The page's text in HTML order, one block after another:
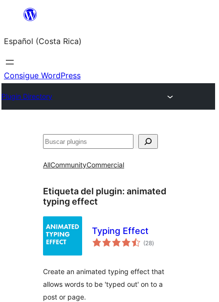
Saltar
contenido
Español (Costa Rica)
Consigue WordPress
Plugin Directory
Buscar
AllCommunityCommercial
Etiqueta del plugin: animated
typing effect
Typing Effect
(28total
de
)
Create an animated typing effect that
allows words to be 'typed out' on to a
post or page.